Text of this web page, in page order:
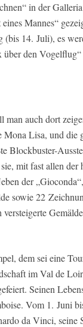
in der
Mannes“
14. Juli), es
den Vogelflug“
auch dort
Lisa, und die
Blockbuster-
mit fast allen der
der
sowie 22
dem sei eine
im Val de
Seinen
Vom 1. Juni
da Vinci, seine